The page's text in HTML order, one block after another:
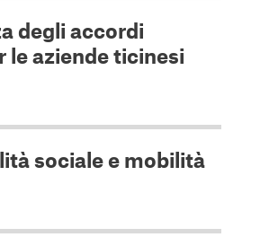
degli accordi
le aziende ticinesi
sociale e mobilità